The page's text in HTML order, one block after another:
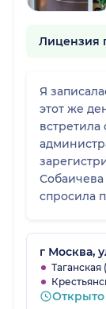
Лицензия
Я
этот же
Собаичева
спросила
за долгие
медицине
люди!
г Москва,
Таганская
Открыто